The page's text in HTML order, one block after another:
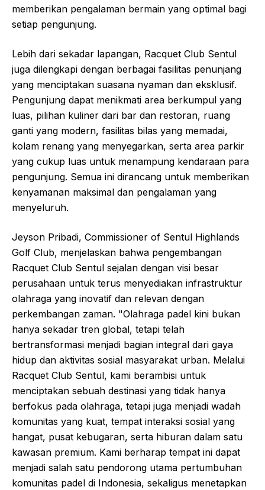
memberikan pengalaman bermain yang optimal bagi
setiap pengunjung.
Lebih dari sekadar lapangan, Racquet Club Sentul
juga dilengkapi dengan berbagai fasilitas penunjang
yang menciptakan suasana nyaman dan eksklusif.
Pengunjung dapat menikmati area berkumpul yang
luas, pilihan kuliner dari bar dan restoran, ruang
ganti yang modern, fasilitas bilas yang memadai,
kolam renang yang menyegarkan, serta area parkir
yang cukup luas untuk menampung kendaraan para
pengunjung. Semua ini dirancang untuk memberikan
kenyamanan maksimal dan pengalaman yang
menyeluruh.
Jeyson Pribadi, Commissioner of Sentul Highlands
Golf Club, menjelaskan bahwa pengembangan
Racquet Club Sentul sejalan dengan visi besar
perusahaan untuk terus menyediakan infrastruktur
olahraga yang inovatif dan relevan dengan
perkembangan zaman. "Olahraga padel kini bukan
hanya sekadar tren global, tetapi telah
bertransformasi menjadi bagian integral dari gaya
hidup dan aktivitas sosial masyarakat urban. Melalui
Racquet Club Sentul, kami berambisi untuk
menciptakan sebuah destinasi yang tidak hanya
berfokus pada olahraga, tetapi juga menjadi wadah
komunitas yang kuat, tempat interaksi sosial yang
hangat, pusat kebugaran, serta hiburan dalam satu
kawasan premium. Kami berharap tempat ini dapat
menjadi salah satu pendorong utama pertumbuhan
komunitas padel di Indonesia, sekaligus menetapkan